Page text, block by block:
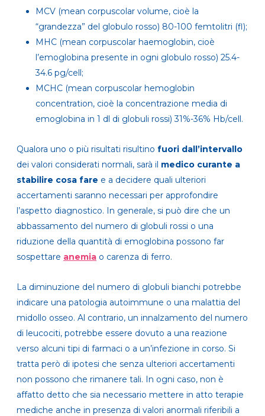
MCV (mean corpuscolar volume, cioè la
“grandezza” del globulo rosso) 80-100 femtolitri (fl);
MHC (mean corpuscolar haemoglobin, cioè
l’emoglobina presente in ogni globulo rosso) 25.4-
34.6 pg/cell;
MCHC (mean corpuscolar hemoglobin
concentration, cioè la concentrazione media di
emoglobina in 1 dl di globuli rossi) 31%-36% Hb/cell.
Qualora uno o più risultati risultino fuori dall’intervallo
dei valori considerati normali, sarà il medico curante a
stabilire cosa fare e a decidere quali ulteriori
accertamenti saranno necessari per approfondire
l’aspetto diagnostico. In generale, si può dire che un
abbassamento del numero di globuli rossi o una
riduzione della quantità di emoglobina possono far
sospettare anemia o carenza di ferro.
La diminuzione del numero di globuli bianchi potrebbe
indicare una patologia autoimmune o una malattia del
midollo osseo. Al contrario, un innalzamento del numero
di leucociti, potrebbe essere dovuto a una reazione
verso alcuni tipi di farmaci o a un’infezione in corso. Si
tratta però di ipotesi che senza ulteriori accertamenti
non possono che rimanere tali. In ogni caso, non è
affatto detto che sia necessario mettere in atto terapie
mediche anche in presenza di valori anormali riferibili a